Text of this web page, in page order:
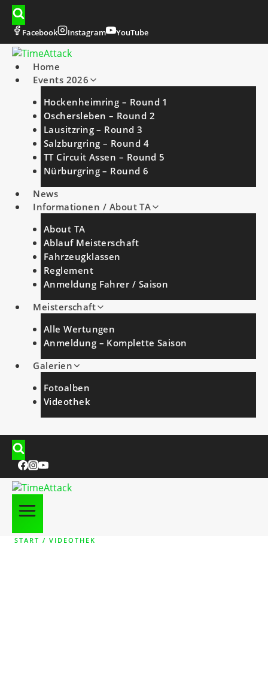
Zum
Inhalt
springenFacebook Instagram YouTube
Home
Events 2026
Hockenheimring – Round 1
Oschersleben – Round 2
Lausitzring – Round 3
Salzburgring – Round 4
TT Circuit Assen – Round 5
Nürburgring – Round 6
News
Informationen / About TA
About TA
Ablauf Meisterschaft
Fahrzeugklassen
Reglement
Anmeldung Fahrer / Saison
Meisterschaft
Alle Wertungen
Anmeldung – Komplette Saison
Galerien
Fotoalben
Videothek
START / VIDEOTHEK